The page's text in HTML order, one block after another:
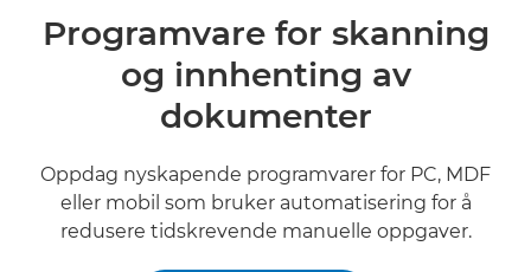
Programvare for skanning
og innhenting av
dokumenter
Oppdag nyskapende programvarer for PC, MDF
eller mobil som bruker automatisering for å
redusere tidskrevende manuelle oppgaver.